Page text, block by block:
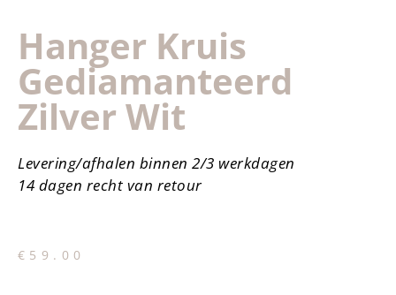
Hanger Kruis
Gediamanteerd
Zilver Wit
Levering/afhalen binnen 2/3 werkdagen
14 dagen recht van retour
€ 59.00